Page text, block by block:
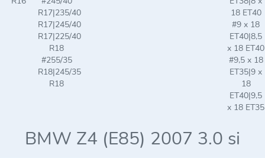
R17|235/40
R17|245/40
R17|225/40
R18
#255/35
R18|245/35
R18
18 ET40
#9 x 18
ET40|8,5
x 18 ET40
#9,5 x 18
ET35|9 x
18
ET40|9,5
x 18 ET35
BMW Z4 (E85) 2007 3.0 si